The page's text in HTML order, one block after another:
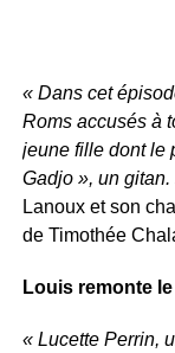
« Dans cet
Roms accusés à
jeune fille dont le
Gadjo », un gitan.
Lanoux et son
de Timothée
Louis remonte
« Lucette Perrin,